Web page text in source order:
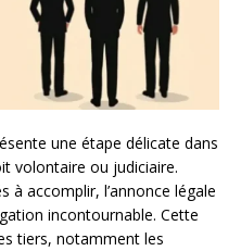
une étape délicate dans
volontaire ou judiciaire.
à accomplir, l’annonce légale
incontournable. Cette
tiers, notamment les